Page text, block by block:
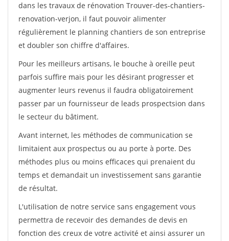
dans les travaux de rénovation Trouver-des-chantiers-
renovation-verjon, il faut pouvoir alimenter
régulièrement le planning chantiers de son entreprise
et doubler son chiffre d'affaires.
Pour les meilleurs artisans, le bouche à oreille peut
parfois suffire mais pour les désirant progresser et
augmenter leurs revenus il faudra obligatoirement
passer par un fournisseur de leads prospectsion dans
le secteur du bâtiment.
Avant internet, les méthodes de communication se
limitaient aux prospectus ou au porte à porte. Des
méthodes plus ou moins efficaces qui prenaient du
temps et demandait un investissement sans garantie
de résultat.
L'utilisation de notre service sans engagement vous
permettra de recevoir des demandes de devis en
fonction des creux de votre activité et ainsi assurer un